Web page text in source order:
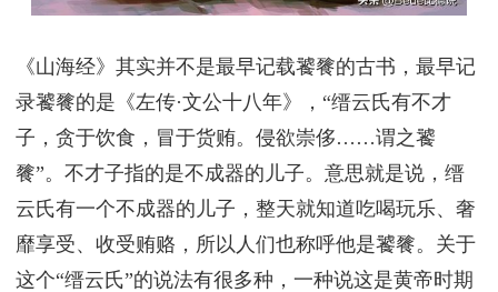
《山海经》其实并不是最早记载饕餮的古书，最早记
录饕餮的是《左传·文公十八年》，“缙云氏有不才
子，贪于饮食，冒于货贿。侵欲崇侈……谓之饕
餮”。不才子指的是不成器的儿子。意思就是说，缙
云氏有一个不成器的儿子，整天就知道吃喝玩乐、奢
靡享受、收受贿赂，所以人们也称呼他是饕餮。关于
这个“缙云氏”的说法有很多种，一种说这是黄帝时期